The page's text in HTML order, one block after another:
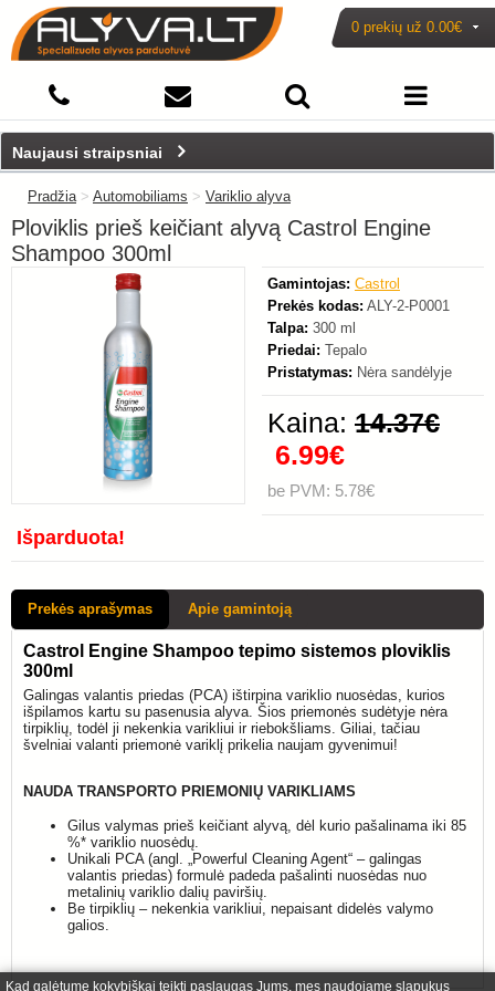
0 prekių už 0.00€
Naujausi straipsniai
Pradžia> Automobiliams > Variklio alyva
Ploviklis prieš keičiant alyvą Castrol Engine
Shampoo 300ml
Gamintojas: Castrol
Prekės kodas: ALY-2-P0001
Talpa: 300 ml
Priedai: Tepalo
Pristatymas: Nėra sandėlyje
Kaina: 14.37€
6.99€
be PVM: 5.78€
Išparduota!
Prekės aprašymas Apie gamintoją
Castrol Engine Shampoo tepimo sistemos ploviklis
300ml
Galingas valantis priedas (PCA) ištirpina variklio nuosėdas, kurios
išpilamos kartu su pasenusia alyva. Šios priemonės sudėtyje nėra
tirpiklių, todėl ji nekenkia varikliui ir riebokšliams. Giliai, tačiau
švelniai valanti priemonė variklį prikelia naujam gyvenimui!
NAUDA TRANSPORTO PRIEMONIŲ VARIKLIAMS
Gilus valymas prieš keičiant alyvą, dėl kurio pašalinama iki 85
%* variklio nuosėdų.
Unikali PCA (angl. „Powerful Cleaning Agent“ – galingas
valantis priedas) formulė padeda pašalinti nuosėdas nuo
metalinių variklio dalių paviršių.
Be tirpiklių – nekenkia varikliui, nepaisant didelės valymo
galios.
Kad galėtume kokybiškai teikti paslaugas Jums, mes naudojame slapukus